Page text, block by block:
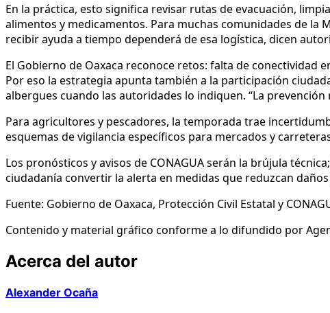
En la práctica, esto significa revisar rutas de evacuación,
alimentos y medicamentos. Para muchas comunidades de la
recibir ayuda a tiempo dependerá de esa logística, dicen
El Gobierno de Oaxaca reconoce retos: falta de
Por eso la estrategia apunta también a la participación
albergues cuando las autoridades lo indiquen. “La
Para agricultores y pescadores, la temporada trae
esquemas de vigilancia específicos para mercados y
Los pronósticos y avisos de CONAGUA serán la brújula
ciudadanía convertir la alerta en medidas que reduzcan
Fuente: Gobierno de Oaxaca, Protección Civil Estatal y
Contenido y material gráfico conforme a lo difundido por
Acerca del autor
Alexander Ocaña